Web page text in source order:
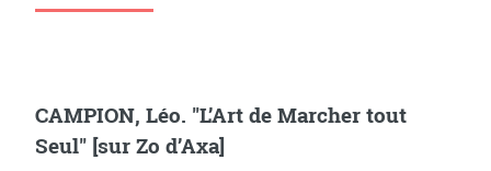
CAMPION, Léo. "L’Art de Marcher tout
Seul" [sur Zo d’Axa]